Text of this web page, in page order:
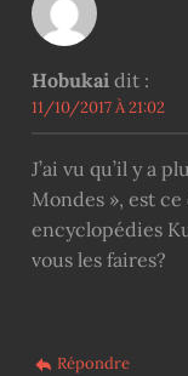
Hobukai dit :
11/10/2017 À 21:02
J’ai vu qu’il y a
Mondes », est
encyclopédies
vous les faires?
Répondre